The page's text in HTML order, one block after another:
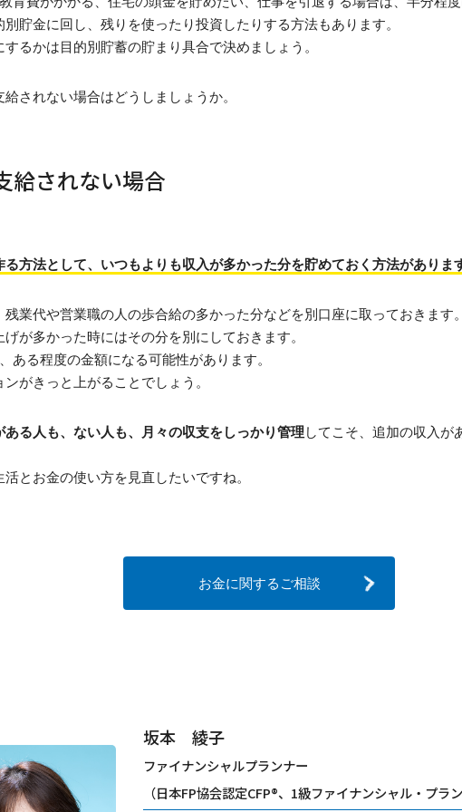
貯金に回し、残りを使ったり投資したりする方法もあります。
るかは目的別貯蓄の貯まり具合で決めましょう。
されない場合はどうしましょうか。
給されない場合
る方法として、いつもよりも収入が多かった分を貯めておく方法がありま
業代や営業職の人の歩合給の多かった分などを別口座に取っておきます。
が多かった時にはその分を別にしておきます。
ある程度の金額になる可能性があります。
がきっと上がることでしょう。
ある人も、ない人も、月々の収支をしっかり管理してこそ、追加の収入が
とお金の使い方を見直したいですね。
お金に関するご相談
坂本 綾子
ファイナンシャルプランナー
（日本FP協会認定CFP®、1級ファイナンシャル・プラ